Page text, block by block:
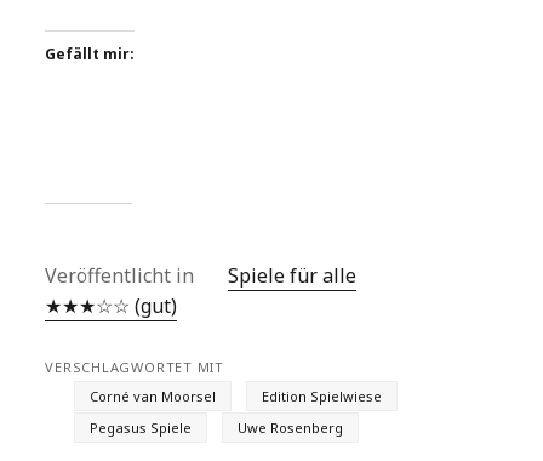
Gefällt mir:
Veröffentlicht in
Spiele für alle
★★★☆☆ (gut)
VERSCHLAGWORTET MIT
Corné van Moorsel
Edition Spielwiese
Pegasus Spiele
Uwe Rosenberg